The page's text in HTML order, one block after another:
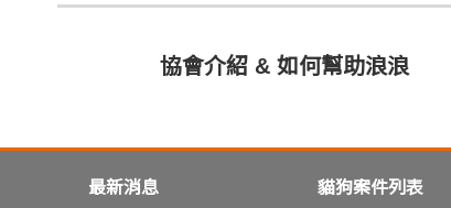
協會介紹 & 如何幫助浪浪
最新消息 貓狗案件列表